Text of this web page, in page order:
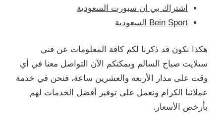
اشتراك بي ان سبورت السعودية
Bein Sport السعودية
هكذا نكون قد ذكرنا لكم كافة المعلومات عن فني
ستلايت صباح السالم ويمكنكم الآن التواصل معنا في أي
وقت على مدار الأربعة والعشرين ساعة، فنحن في خدمة
عملائنا الكرام ونعمل على توفير أفضل الخدمات لهم
بأرخص الأسعار.